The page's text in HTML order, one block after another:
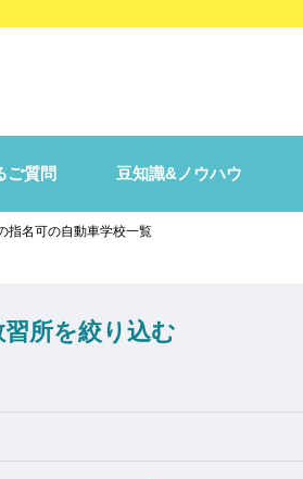
ご質問 豆知識&ノウハウ
指名可の自動車学校一覧
習所を絞り込む